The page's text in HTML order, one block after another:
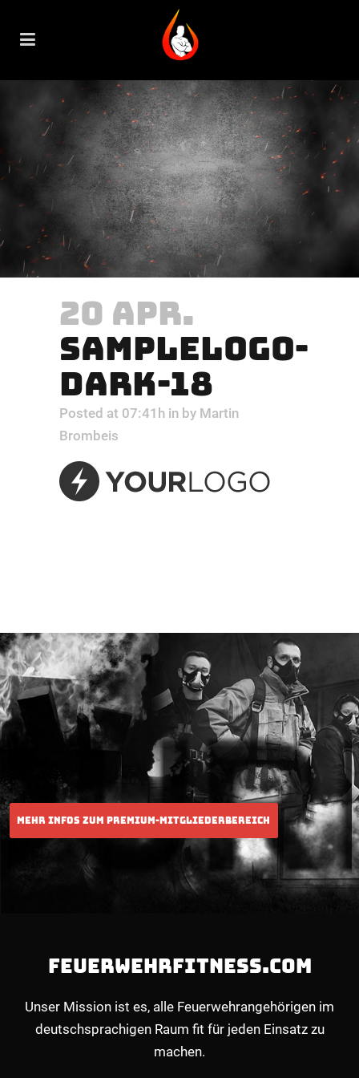
20 APR.
SAMPLELOGO-
DARK-18
Posted at 07:41h in by Martin
Brombeis
FEUERWEHRFITNESS.COM
Unser Mission ist es, alle Feuerwehrangehörigen im
deutschsprachigen Raum fit für jeden Einsatz zu
machen.